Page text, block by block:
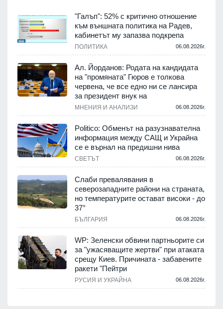
"Галъп": 52% с критично отношение
към външната политика на Радев,
кабинетът му запазва подкрепа
ПОЛИТИКА 06.08.2026г.
Ал. Йорданов: Родата на кандидата
на "промяната" Гюров е толкова
червена, че все едно ни се лансира
за президент внук на
МНЕНИЯ И АНАЛИЗИ 06.08.2026г.
Politico: Обменът на разузнавателна
информация между САЩ и Украйна
се е върнал на предишни нива
СВЕТЪТ 06.08.2026г.
Слаби превалявания в
северозападните райони на страната,
но температурите остават високи - до
37°
БЪЛГАРИЯ 06.08.2026г.
WP: Зеленски обвини партньорите си
за "ужасяващите жертви" при атаката
срещу Киев. Причината - забавените
ракети "Пейтри
РУСИЯ И УКРАЙНА 06.08.2026г.